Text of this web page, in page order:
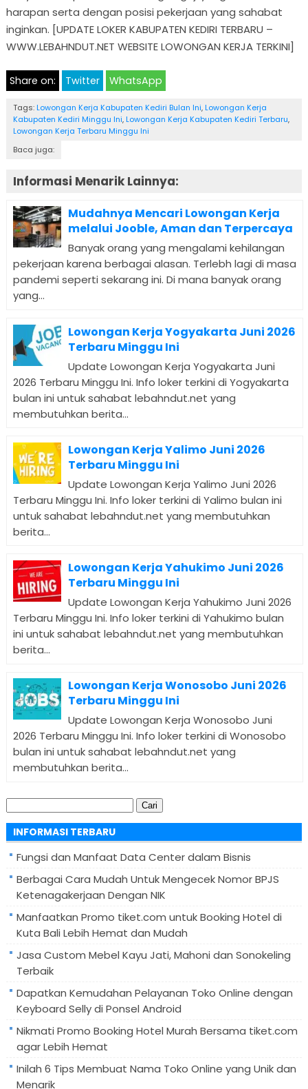
harapan serta dengan posisi pekerjaan yang sahabat
inginkan. [UPDATE LOKER KABUPATEN KEDIRI TERBARU –
WWW.LEBAHNDUT.NET WEBSITE LOWONGAN KERJA TERKINI]
Share on: Twitter WhatsApp
Tags: Lowongan Kerja Kabupaten Kediri Bulan Ini, Lowongan Kerja
Kabupaten Kediri Minggu Ini, Lowongan Kerja Kabupaten Kediri Terbaru,
Lowongan Kerja Terbaru Minggu Ini
Baca juga:
Informasi Menarik Lainnya:
Mudahnya Mencari Lowongan Kerja
melalui Jooble, Aman dan Terpercaya
Banyak orang yang mengalami kehilangan
pekerjaan karena berbagai alasan. Terlebh lagi di masa
pandemi seperti sekarang ini. Di mana banyak orang
yang...
Lowongan Kerja Yogyakarta Juni 2026
Terbaru Minggu Ini
Update Lowongan Kerja Yogyakarta Juni
2026 Terbaru Minggu Ini. Info loker terkini di Yogyakarta
bulan ini untuk sahabat lebahndut.net yang
membutuhkan berita...
Lowongan Kerja Yalimo Juni 2026
Terbaru Minggu Ini
Update Lowongan Kerja Yalimo Juni 2026
Terbaru Minggu Ini. Info loker terkini di Yalimo bulan ini
untuk sahabat lebahndut.net yang membutuhkan
berita...
Lowongan Kerja Yahukimo Juni 2026
Terbaru Minggu Ini
Update Lowongan Kerja Yahukimo Juni 2026
Terbaru Minggu Ini. Info loker terkini di Yahukimo bulan
ini untuk sahabat lebahndut.net yang membutuhkan
berita...
Lowongan Kerja Wonosobo Juni 2026
Terbaru Minggu Ini
Update Lowongan Kerja Wonosobo Juni
2026 Terbaru Minggu Ini. Info loker terkini di Wonosobo
bulan ini untuk sahabat lebahndut.net yang
membutuhkan berita...
Cari
untuk:
INFORMASI TERBARU
Fungsi dan Manfaat Data Center dalam Bisnis
Berbagai Cara Mudah Untuk Mengecek Nomor BPJS
Ketenagakerjaan Dengan NIK
Manfaatkan Promo tiket.com untuk Booking Hotel di
Kuta Bali Lebih Hemat dan Mudah
Jasa Custom Mebel Kayu Jati, Mahoni dan Sonokeling
Terbaik
Dapatkan Kemudahan Pelayanan Toko Online dengan
Keyboard Selly di Ponsel Android
Nikmati Promo Booking Hotel Murah Bersama tiket.com
agar Lebih Hemat
Inilah 6 Tips Membuat Nama Toko Online yang Unik dan
Menarik